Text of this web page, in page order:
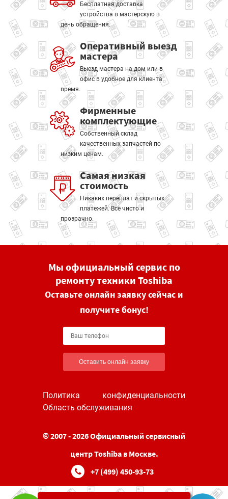
Бесплатная доставка
устройства в мастерскую в
день обращения.
Оперативный выезд
мастера
Выезд мастера на дом или в
офис в удобное для клиента
время.
Фирменные
комплектующие
Собственный склад
качественных запчастей по
низким ценам.
Самая низкая
стоимость
Никаких переплат и скрытых
платежей. Всё чисто и
прозрачно.
Мы официальный сервис по
ремонту техники Toshiba
Оставьте онлайн заявку сейчас и
получите бонус!
Оставить онлайн заявку
Политика конфиденциальности
Область обслуживания
© 2007 - 2026 Официальный сервисный
центр Toshiba в Москве.
+7 (499) 450-93-73